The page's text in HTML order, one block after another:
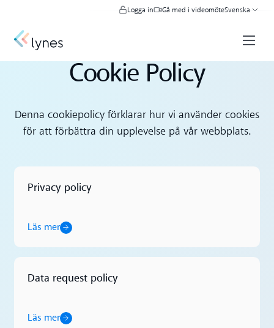
Logga in Gå med i videomöteSvenska
Cookie Policy
Denna cookiepolicy förklarar hur vi använder cookies
för att förbättra din upplevelse på vår webbplats.
Privacy policy
Läs mer
Läs mer
Data request policy
Läs mer
Läs mer